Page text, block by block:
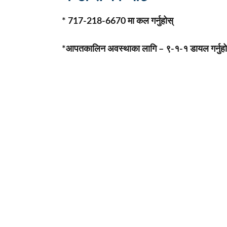
* 717-218-6670 मा कल गर्नुहोस्
*आपतकालिन अवस्थाका लागि – ९-१-१ डायल